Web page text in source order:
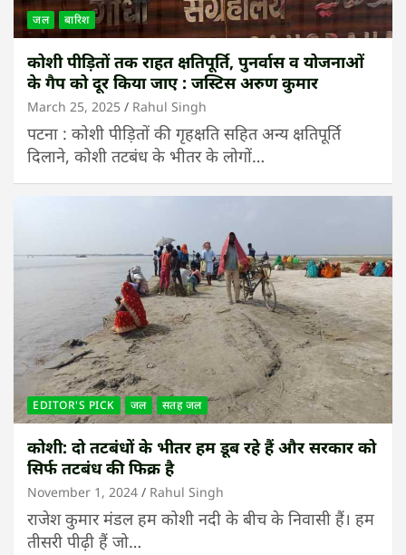
जल बारिश
कोशी पीड़ितों तक राहत क्षतिपूर्ति, पुनर्वास व योजनाओं
के गैप को दूर किया जाए : जस्टिस अरुण कुमार
March 25, 2025 Rahul Singh
पटना : कोशी पीड़ितों की गृहक्षति सहित अन्य क्षतिपूर्ति
दिलाने, कोशी तटबंध के भीतर के लोगों…
EDITOR'S PICK जल सतह जल
कोशी: दो तटबंधों के भीतर हम डूब रहे हैं और सरकार को
सिर्फ तटबंध की फिक्र है
November 1, 2024 Rahul Singh
राजेश कुमार मंडल हम कोशी नदी के बीच के निवासी हैं। हम
तीसरी पीढ़ी हैं जो…